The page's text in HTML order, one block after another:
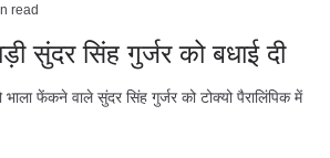
read
सुंदर सिंह गुर्जर को बधाई दी
भाला फेंकने वाले सुंदर सिंह गुर्जर को टोक्यो पैरालिंपिक में